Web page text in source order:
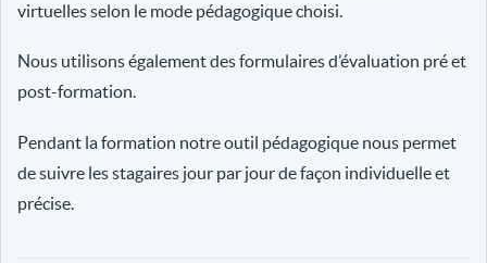
virtuelles selon le mode pédagogique choisi.
Nous utilisons également des formulaires d’évaluation pré et
post-formation.
Pendant la formation notre outil pédagogique nous permet
de suivre les stagaires jour par jour de façon individuelle et
précise.